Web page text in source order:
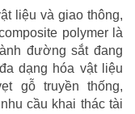
liệu và giao thông,
polymer là
đường sắt đang
dạng hóa vật liệu
gỗ truyền thống,
cầu khai thác tài